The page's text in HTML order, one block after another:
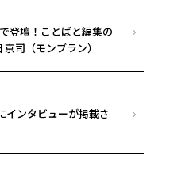
登壇！ことばと編集の
司（モンブラン）
ンタビューが掲載さ